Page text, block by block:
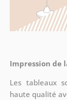
Impression de
Les tableaux
haute qualité